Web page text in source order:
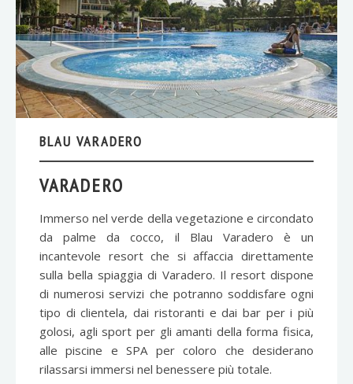
BLAU VARADERO
VARADERO
Immerso nel verde della vegetazione e circondato
da palme da cocco, il Blau Varadero è un
incantevole resort che si affaccia direttamente
sulla bella spiaggia di Varadero. Il resort dispone
di numerosi servizi che potranno soddisfare ogni
tipo di clientela, dai ristoranti e dai bar per i più
golosi, agli sport per gli amanti della forma fisica,
alle piscine e SPA per coloro che desiderano
rilassarsi immersi nel benessere più totale.